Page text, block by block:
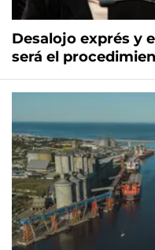
Desalojo exprés y
será el